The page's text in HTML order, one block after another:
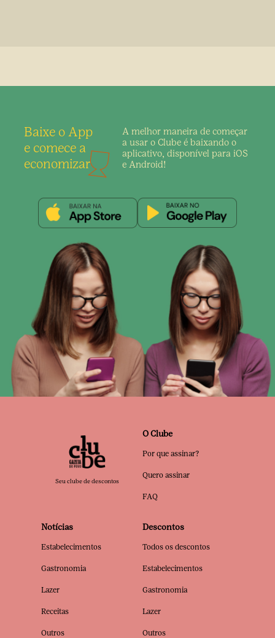
Baixe o App
e comece a
economizar
A melhor maneira de começar
a usar o Clube é baixando o
aplicativo, disponível para iOS
e Android!
Seu clube de descontos
O Clube
Por que assinar?
Quero assinar
FAQ
Notícias
Estabelecimentos
Gastronomia
Lazer
Receitas
Outros
Descontos
Todos os descontos
Estabelecimentos
Gastronomia
Lazer
Outros